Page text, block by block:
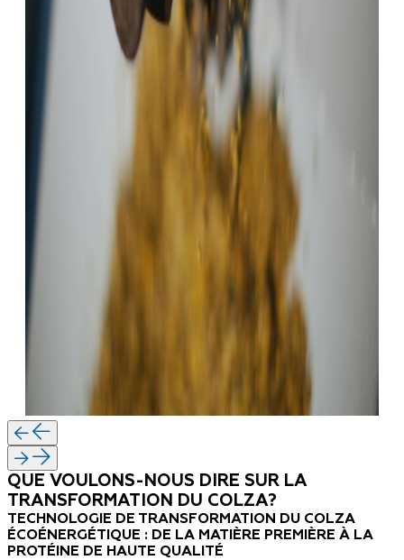
QUE VOULONS-NOUS DIRE SUR LA
TRANSFORMATION DU COLZA?
TECHNOLOGIE DE TRANSFORMATION DU COLZA
ÉCOÉNERGÉTIQUE : DE LA MATIÈRE PREMIÈRE À LA
PROTÉINE DE HAUTE QUALITÉ